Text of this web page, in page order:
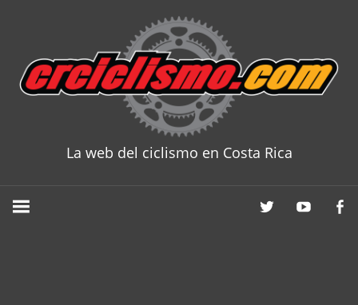
content
La web del ciclismo en Costa Rica